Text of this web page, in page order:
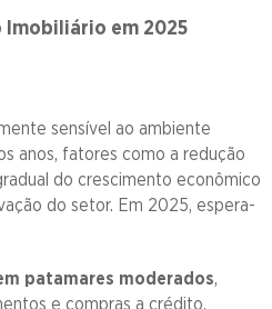
Imobiliário em 2025
sensível ao ambiente
anos, fatores como a redução
do crescimento econômico
do setor. Em 2025, espera-
patamares moderados,
e compras a crédito.